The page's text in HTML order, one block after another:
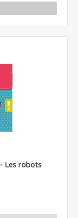
Les robots